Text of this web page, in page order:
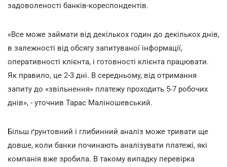
задоволеності банків-кореспондентів.
«Все може займати від декількох годин до декількох днів,
в залежності від обсягу запитуваної інформації,
оперативності клієнта, і готовності клієнта працювати.
Як правило, це 2-3 дні. В середньому, від отримання
запиту до «звільнення» платежу проходить 5-7 робочих
днів», - уточнив Тарас Маліношевський.
Більш ґрунтовний і глибинний аналіз може тривати ще
довше, коли банки починають аналізувати платежі, які
компанія вже зробила. В такому випадку перевірка